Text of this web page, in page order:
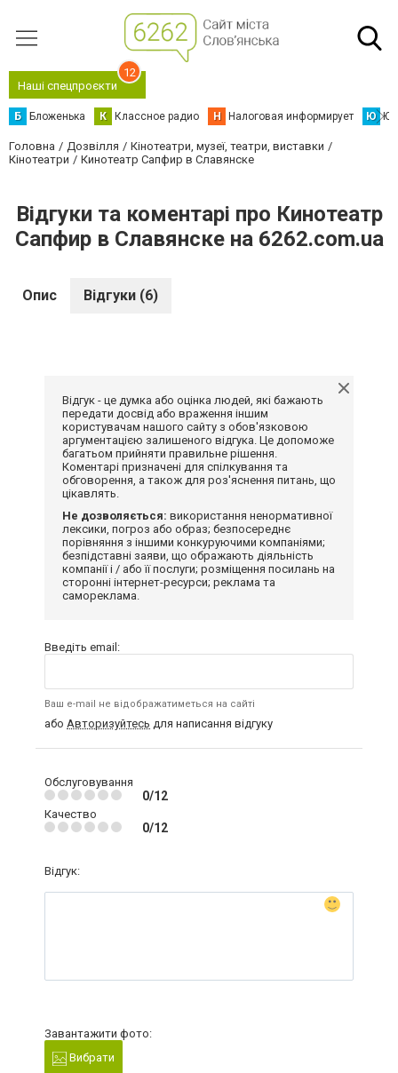
Наші спецпроєкти
12
Б Бложенька К Классное радио Н Налоговая информирует Ю
Головна Дозвілля
Кінотеатри, музеї, театри, виставки
Кінотеатри
Кинотеатр Сапфир в Славянске
Відгуки та коментарі про Кинотеатр
Сапфир в Славянске на 6262.com.ua
Опис Відгуки (6)
Відгук - це думка або оцінка людей, які бажають
передати досвід або враження іншим
користувачам нашого сайту з обов'язковою
аргументацією залишеного відгука. Це допоможе
багатьом прийняти правильне рішення.
Коментарі призначені для спілкування та
обговорення, а також для роз'яснення питань, що
цікавлять.
Не дозволяється: використання ненормативної
лексики, погроз або образ; безпосереднє
порівняння з іншими конкуруючими компаніями;
безпідставні заяви, що ображають діяльність
компанії і / або її послуги; розміщення посилань на
сторонні інтернет-ресурси; реклама та
самореклама.
Введіть email:
Ваш e-mail не відображатиметься на сайті
або Авторизуйтесь для написання відгуку
Обслуговування
0/12
Качество
0/12
Відгук:
Завантажити фото:
Вибрати